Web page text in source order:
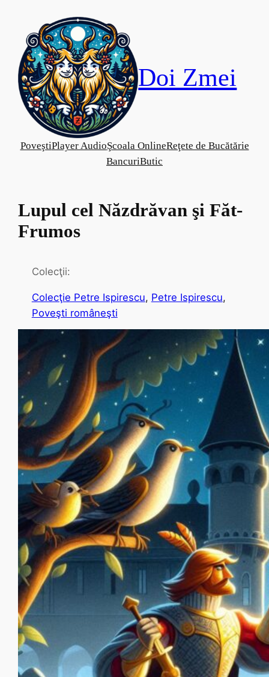
content
Doi Zmei
PoveştiPlayer AudioŞcoala OnlineReţete de Bucătărie
BancuriButic
Lupul cel Năzdrăvan şi Făt-
Frumos
Colecţii:
Colecţie Petre Ispirescu, Petre Ispirescu
Poveşti româneşti